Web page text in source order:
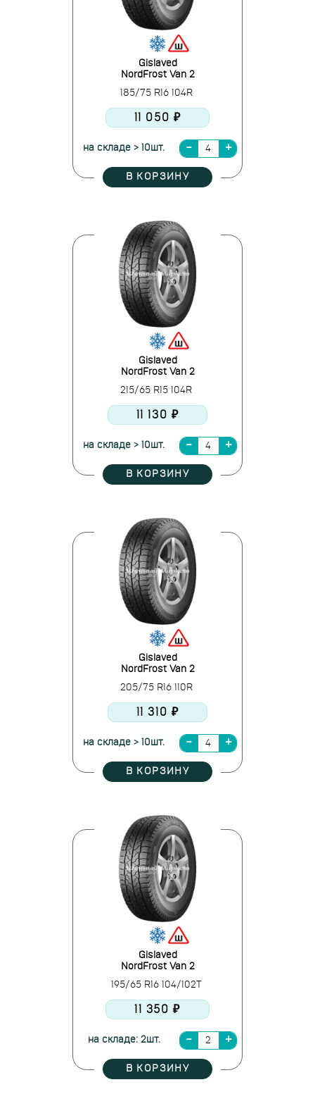
Gislaved
NordFrost Van 2
185/75 R16 104R
11 050 ₽
на складе > 10шт.
В КОРЗИНУ
Gislaved
NordFrost Van 2
215/65 R15 104R
11 130 ₽
на складе > 10шт.
В КОРЗИНУ
Gislaved
NordFrost Van 2
205/75 R16 110R
11 310 ₽
на складе > 10шт.
В КОРЗИНУ
Gislaved
NordFrost Van 2
195/65 R16 104/102T
11 350 ₽
на складе: 2шт.
В КОРЗИНУ